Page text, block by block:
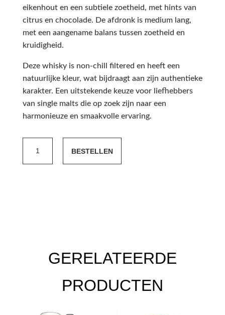
eikenhout en een subtiele zoetheid, met hints van
citrus en chocolade. De afdronk is medium lang,
met een aangename balans tussen zoetheid en
kruidigheid.
Deze whisky is non-chill filtered en heeft een
natuurlijke kleur, wat bijdraagt aan zijn authentieke
karakter. Een uitstekende keuze voor liefhebbers
van single malts die op zoek zijn naar een
harmonieuze en smaakvolle ervaring.
BESTELLEN
GERELATEERDE
PRODUCTEN